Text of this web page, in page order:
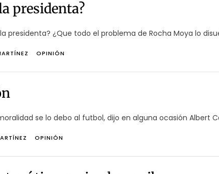
presidenta?
presidenta? ¿Que todo el problema de Rocha Moya lo
OPINIÓN
se lo debo al futbol, dijo en alguna ocasión Albert
OPINIÓN